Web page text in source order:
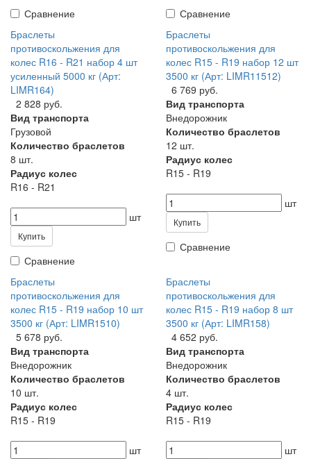
Сравнение
Сравнение
Браслеты
противоскольжения для
колес R16 - R21 набор 4 шт
усиленный 5000 кг (Арт:
LIMR164)
2 828 руб.
Вид транспорта
Грузовой
Количество браслетов
8 шт.
Радиус колес
R16 - R21
шт
Купить
Сравнение
Браслеты
противоскольжения для
колес R15 - R19 набор 12 шт
3500 кг (Арт: LIMR11512)
6 769 руб.
Вид транспорта
Внедорожник
Количество браслетов
12 шт.
Радиус колес
R15 - R19
шт
Купить
Сравнение
Браслеты
противоскольжения для
колес R15 - R19 набор 10 шт
3500 кг (Арт: LIMR1510)
5 678 руб.
Вид транспорта
Внедорожник
Количество браслетов
10 шт.
Радиус колес
R15 - R19
шт
Браслеты
противоскольжения для
колес R15 - R19 набор 8 шт
3500 кг (Арт: LIMR158)
4 652 руб.
Вид транспорта
Внедорожник
Количество браслетов
4 шт.
Радиус колес
R15 - R19
шт